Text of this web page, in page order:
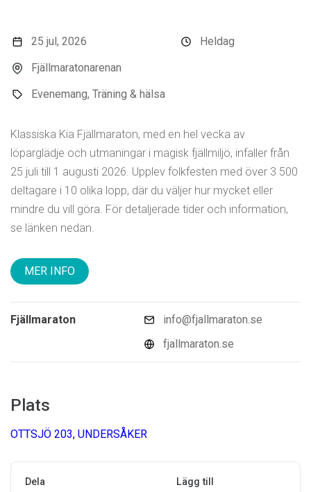
25 jul, 2026
Fjällmaratonarenan
Evenemang, Träning & hälsa
Heldag
Klassiska Kia Fjällmaraton, med en hel vecka av
löparglädje och utmaningar i magisk fjällmiljö, infaller från
25 juli till 1 augusti 2026. Upplev folkfesten med över 3 500
deltagare i 10 olika lopp, där du väljer hur mycket eller
mindre du vill göra. För detaljerade tider och information,
se länken nedan.
MER INFO
Fjällmaraton
info@fjallmaraton.se
fjallmaraton.se
Plats
OTTSJÖ 203, UNDERSÅKER
Dela Lägg till